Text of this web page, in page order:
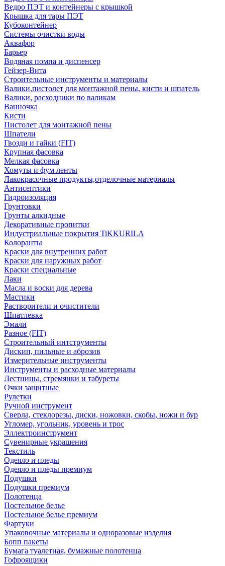
Ведро ПЭТ и контейнеры с крышкой
Крышка для тары ПЭТ
Кубоконтейнер
Системы очистки воды
Аквафор
Барьер
Водяная помпа и диспенсер
Гейзер-Вита
Строительные инструменты и материалы
Валики,пистолет для монтажной пены, кисти и шпатель
Валики, расходники по валикам
Ванночка
Кисти
Пистолет для монтажной пены
Шпатели
Гвозди и гайки (FIT)
Крупная фасовка
Мелкая фасовка
Хомуты и фум ленты
Лакокрасочные продукты,отделочные материалы
Антисептики
Гидроизоляция
Грунтовки
Грунты алкидные
Декоративные пропитки
Индустриальные покрытия TiKKURILA
Колоранты
Краски для внутренних работ
Краски для наружных работ
Краски специальные
Лаки
Масла и воски для дерева
Мастики
Растворители и очистители
Шпатлевка
Эмали
Разное (FIT)
Строительный интструменты
Дискип, пильные и аброзив
Измерительные инструменты
Инструменты и расходные материалы
Лестницы, стремянки и табуреты
Очки защитные
Рулетки
Ручной инструмент
Сверла, стеклорезы, диски, ножовки, скобы, ножи и бур
Угломер, угольник, уровень и трос
Эллектроинструмент
Сувенирные украшения
Текстиль
Одеяло и пледы
Одеяло и пледы премиум
Подушки
Подушки премиум
Полотенца
Постельное белье
Постельное белье премиум
Фартуки
Упаковочные материалы и одноразовые изделия
Бопп пакеты
Бумага туалетная, бумажные полотенца
Гофроящики